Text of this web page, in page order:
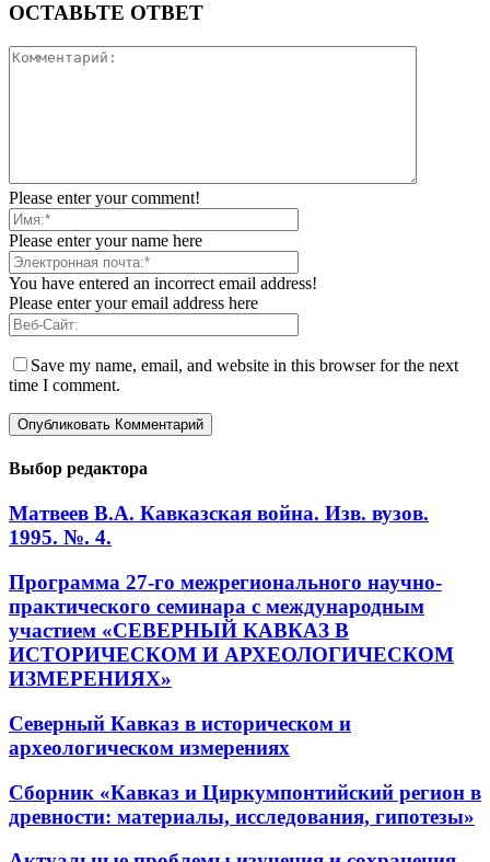
ОСТАВЬТЕ ОТВЕТ
Please enter your comment!
Please enter your name here
You have entered an incorrect email address!
Please enter your email address here
Save my name, email, and website in this browser for the next
time I comment.
Выбор редактора
Матвеев В.А. Кавказская война. Изв. вузов.
1995. №. 4.
Программа 27-го межрегионального научно-
практического семинара с международным
участием «СЕВЕРНЫЙ КАВКАЗ В
ИСТОРИЧЕСКОМ И АРХЕОЛОГИЧЕСКОМ
ИЗМЕРЕНИЯХ»
Северный Кавказ в историческом и
археологическом измерениях
Сборник «Кавказ и Циркумпонтийский регион в
древности: материалы, исследования, гипотезы»